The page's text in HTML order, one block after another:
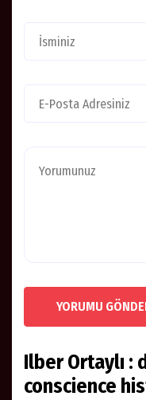
YORUMU
Ilber Ortaylı :
conscience